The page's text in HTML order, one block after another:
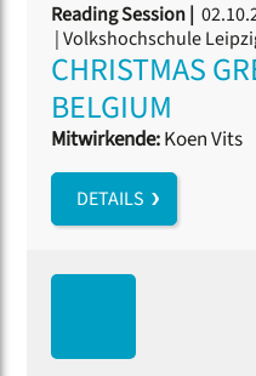
Reading Session |
| Volkshochschule
CHRISTMAS
BELGIUM
Mitwirkende:Koen Vits
DETAILS